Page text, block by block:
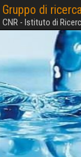
Gruppo di
CNR - Istituto di